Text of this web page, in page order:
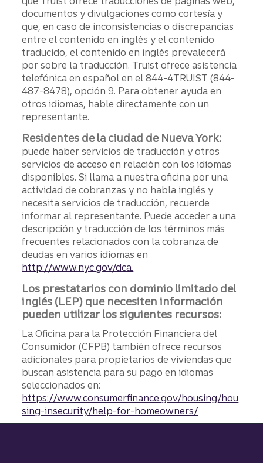
documentos y divulgaciones como cortesía y
que, en caso de inconsistencias o discrepancias
entre el contenido en inglés y el contenido
traducido, el contenido en inglés prevalecerá
por sobre la traducción. Truist ofrece asistencia
telefónica en español en el 844-4TRUIST (844-
487-8478), opción 9. Para obtener ayuda en
otros idiomas, hable directamente con un
representante.
Residentes de la ciudad de Nueva York:
puede haber servicios de traducción y otros
servicios de acceso en relación con los idiomas
disponibles. Si llama a nuestra oficina por una
actividad de cobranzas y no habla inglés y
necesita servicios de traducción, recuerde
informar al representante. Puede acceder a una
descripción y traducción de los términos más
frecuentes relacionados con la cobranza de
deudas en varios idiomas en
http://www.nyc.gov/dca.
Los prestatarios con dominio limitado del
inglés (LEP) que necesiten información
pueden utilizar los siguientes recursos:
La Oficina para la Protección Financiera del
Consumidor (CFPB) también ofrece recursos
adicionales para propietarios de viviendas que
buscan asistencia para su pago en idiomas
seleccionados en:
https://www.consumerfinance.gov/housing/hou
sing-insecurity/help-for-homeowners/